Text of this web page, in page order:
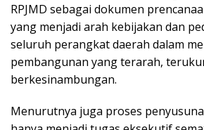
RPJMD sebagai dokumen
yang menjadi arah kebijakan dan
seluruh perangkat daerah dalam
pembangunan yang terarah,
berkesinambungan.
Menurutnya juga proses